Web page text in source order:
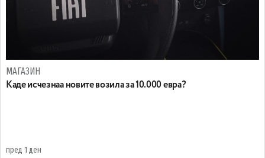
МАГАЗИН
Каде исчезнаа новите возила за 10.000 евра?
пред 1 ден